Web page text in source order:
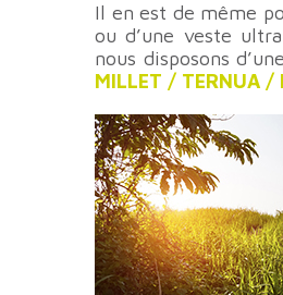
Il en est de même
ou d’une veste
nous disposons
MILLET / TERNUA /